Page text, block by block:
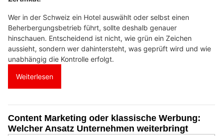
Wer in der Schweiz ein Hotel auswählt oder selbst einen
Beherbergungsbetrieb führt, sollte deshalb genauer
hinschauen. Entscheidend ist nicht, wie grün ein Zeichen
aussieht, sondern wer dahintersteht, was geprüft wird und wie
unabhängig die Kontrolle erfolgt.
Weiterlesen
Content Marketing oder klassische Werbung:
Welcher Ansatz Unternehmen weiterbringt